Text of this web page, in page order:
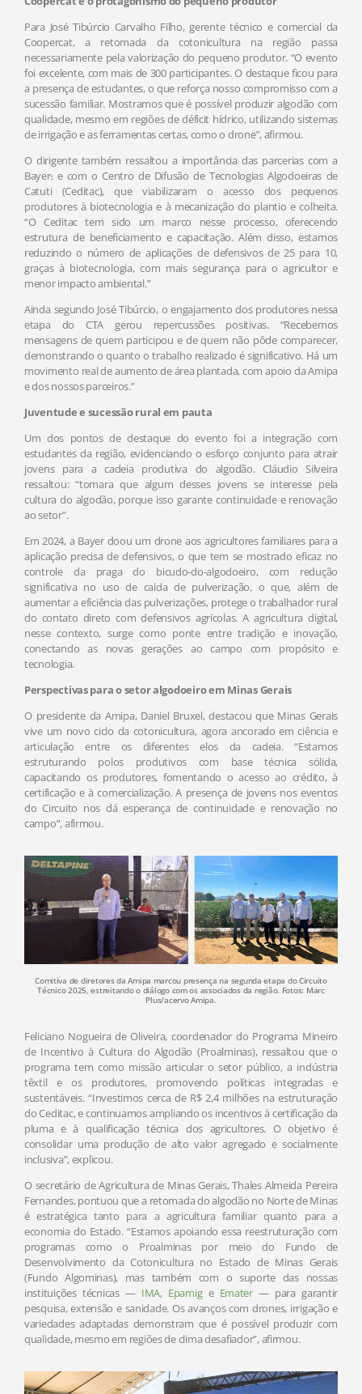
Para José Tibúrcio Carvalho Filho, gerente técnico e comercial da
Coopercat, a retomada da cotonicultura na região passa
necessariamente pela valorização do pequeno produtor. “O evento
foi excelente, com mais de 300 participantes. O destaque ficou para
a presença de estudantes, o que reforça nosso compromisso com a
sucessão familiar. Mostramos que é possível produzir algodão com
qualidade, mesmo em regiões de déficit hídrico, utilizando sistemas
de irrigação e as ferramentas certas, como o drone”, afirmou.
O dirigente também ressaltou a importância das parcerias com a
Bayer,e com o Centro de Difusão de Tecnologias Algodoeiras de
Catuti (Ceditac), que viabilizaram o acesso dos pequenos
produtores à biotecnologia e à mecanização do plantio e colheita.
“O Ceditac tem sido um marco nesse processo, oferecendo
estrutura de beneficiamento e capacitação. Além disso, estamos
reduzindo o número de aplicações de defensivos de 25 para 10,
graças à biotecnologia, com mais segurança para o agricultor e
menor impacto ambiental.”
Ainda segundo José Tibúrcio, o engajamento dos produtores nessa
etapa do CTA gerou repercussões positivas. “Recebemos
mensagens de quem participou e de quem não pôde comparecer,
demonstrando o quanto o trabalho realizado é significativo. Há um
movimento real de aumento de área plantada, com apoio da Amipa
e dos nossos parceiros.”
Juventude e sucessão rural em pauta
Um dos pontos de destaque do evento foi a integração com
estudantes da região, evidenciando o esforço conjunto para atrair
jovens para a cadeia produtiva do algodão. Cláudio Silveira
ressaltou: “tomara que algum desses jovens se interesse pela
cultura do algodão, porque isso garante continuidade e renovação
ao setor”.
Em 2024, a Bayer doou um drone aos agricultores familiares para a
aplicação precisa de defensivos, o que tem se mostrado eficaz no
controle da praga do bicudo-do-algodoeiro, com redução
significativa no uso de calda de pulverização, o que, além de
aumentar a eficiência das pulverizações, protege o trabalhador rural
do contato direto com defensivos agrícolas. A agricultura digital,
nesse contexto, surge como ponte entre tradição e inovação,
conectando as novas gerações ao campo com propósito e
tecnologia.
Perspectivas para o setor algodoeiro em Minas Gerais
O presidente da Amipa, Daniel Bruxel, destacou que Minas Gerais
vive um novo ciclo da cotonicultura, agora ancorado em ciência e
articulação entre os diferentes elos da cadeia. “Estamos
estruturando polos produtivos com base técnica sólida,
capacitando os produtores, fomentando o acesso ao crédito, à
certificação e à comercialização. A presença de jovens nos eventos
do Circuito nos dá esperança de continuidade e renovação no
campo”, afirmou.
Comitiva de diretores da Amipa marcou presença na segunda etapa do Circuito
Técnico 2025, estreitando o diálogo com os associados da região. Fotos: Marc
Plus/acervo Amipa.
Feliciano Nogueira de Oliveira, coordenador do Programa Mineiro
de Incentivo à Cultura do Algodão (Proalminas), ressaltou que o
programa tem como missão articular o setor público, a indústria
têxtil e os produtores, promovendo políticas integradas e
sustentáveis. “Investimos cerca de R$ 2,4 milhões na estruturação
do Ceditac, e continuamos ampliando os incentivos à certificação da
pluma e à qualificação técnica dos agricultores. O objetivo é
consolidar uma produção de alto valor agregado e socialmente
inclusiva”, explicou.
O secretário de Agricultura de Minas Gerais, Thales Almeida Pereira
Fernandes, pontuou que a retomada do algodão no Norte de Minas
é estratégica tanto para a agricultura familiar quanto para a
economia do Estado. “Estamos apoiando essa reestruturação com
programas como o Proalminas por meio do Fundo de
Desenvolvimento da Cotonicultura no Estado de Minas Gerais
(Fundo Algominas), mas também com o suporte das nossas
instituições técnicas — IMA, Epamige Emater— para garantir
pesquisa, extensão e sanidade. Os avanços com drones, irrigação e
variedades adaptadas demonstram que é possível produzir com
qualidade, mesmo em regiões de clima desafiador”, afirmou.